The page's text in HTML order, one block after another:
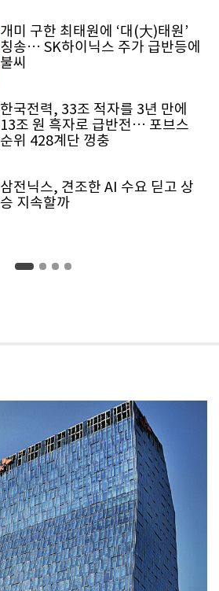
개미 구한 최태원에 ‘대(大)태원’
칭송… SK하이닉스 주가 급반등에
불씨
한국전력, 33조 적자를 3년 만에
13조 원 흑자로 급반전… 포브스
순위 428계단 껑충
삼전닉스, 견조한 AI 수요 딛고 상
승 지속할까